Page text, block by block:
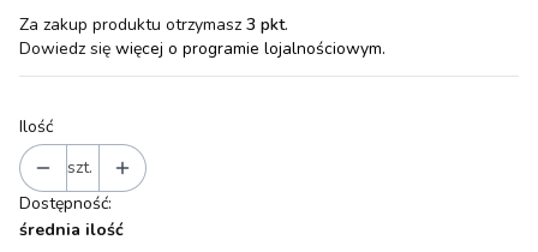
Za zakup produktu otrzymasz 3 pkt.
Dowiedz się więcej o programie lojalnościowym.
Ilość
szt.
Dostępność:
średnia ilość